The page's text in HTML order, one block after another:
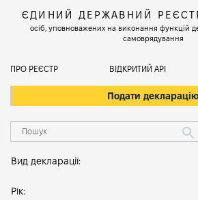
ЄДИНИЙ ДЕРЖАВНИЙ
осіб, уповноважених на виконання функцій
самоврядування
ПРО РЕЄСТР ВІДКРИТИЙ АРІ
Подати декларацію
Вид декларації:
Рік: